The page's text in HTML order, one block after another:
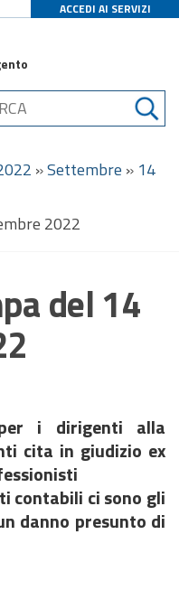
ACCEDI AI SERVIZI
»Settembre » 14
2022
del 14
i dirigenti alla
cita in giudizio ex
contabili ci sono gli
danno presunto di